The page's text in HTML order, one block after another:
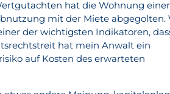
hat die Wohnung
mit der Miete abgegolten.
der wichtigsten Indikatoren,
hat mein Anwalt ein
auf Kosten des erwarteten